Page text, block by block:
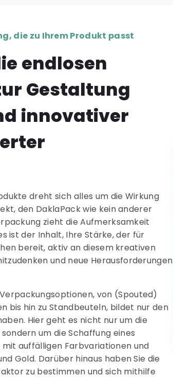
die zu Ihrem Produkt passt
endlosen
Gestaltung
innovativer
dreht sich alles um die Wirkung
den DaklaPack wie kein anderer
zieht die Aufmerksamkeit
ist der Inhalt, Ihre Stärke, der für
bereit, aktiv an diesem kreativen
und neue Herausforderungen
von (Spouted)
bis hin zu Standbeuteln, bildet nur den
Hier geht es nicht nur um die
um die Schaffung eines
auffälligen Farbvariationen und
Gold. Darüber hinaus haben Sie die
zu bestimmen und sich mithilfe